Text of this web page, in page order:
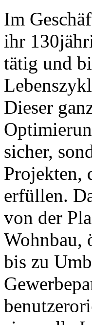
Im
ihr
tätig und
Dieser
sicher,
Projekten,
erfüllen.
von der
Wohnbau,
bis zu